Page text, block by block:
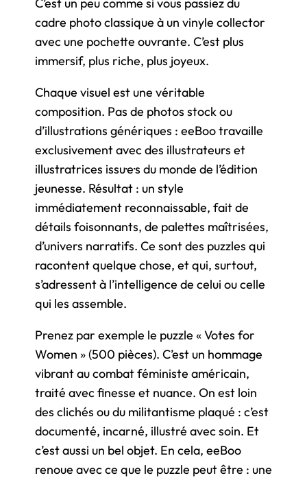
cadre photo classique à un vinyle collector
avec une pochette ouvrante. C’est plus
immersif, plus riche, plus joyeux.
Chaque visuel est une véritable
composition. Pas de photos stock ou
d’illustrations génériques : eeBoo travaille
exclusivement avec des illustrateurs et
illustratrices issu·e·s du monde de l’édition
jeunesse. Résultat : un style
immédiatement reconnaissable, fait de
détails foisonnants, de palettes maîtrisées,
d’univers narratifs. Ce sont des puzzles qui
racontent quelque chose, et qui, surtout,
s’adressent à l’intelligence de celui ou celle
qui les assemble.
Prenez par exemple le puzzle « Votes for
Women » (500 pièces). C’est un hommage
vibrant au combat féministe américain,
traité avec finesse et nuance. On est loin
des clichés ou du militantisme plaqué : c’est
documenté, incarné, illustré avec soin. Et
c’est aussi un bel objet. En cela, eeBoo
renoue avec ce que le puzzle peut être : une